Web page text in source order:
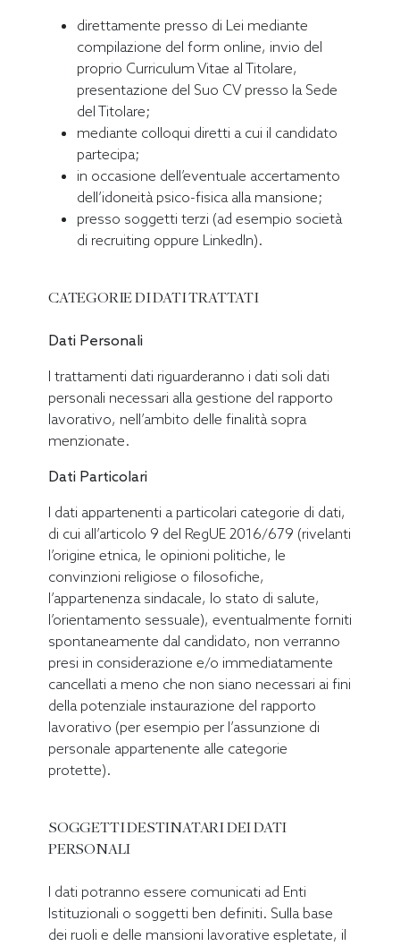
direttamente presso di Lei mediante
compilazione del form online, invio del
proprio Curriculum Vitae al Titolare,
presentazione del Suo CV presso la Sede
del Titolare;
mediante colloqui diretti a cui il candidato
partecipa;
in occasione dell’eventuale accertamento
dell’idoneità psico-fisica alla mansione;
presso soggetti terzi (ad esempio società
di recruiting oppure LinkedIn).
CATEGORIE DI DATI TRATTATI
Dati Personali
I trattamenti dati riguarderanno i dati soli dati
personali necessari alla gestione del rapporto
lavorativo, nell’ambito delle finalità sopra
menzionate.
Dati Particolari
I dati appartenenti a particolari categorie di dati,
di cui all’articolo 9 del RegUE 2016/679 (rivelanti
l’origine etnica, le opinioni politiche, le
convinzioni religiose o filosofiche,
l’appartenenza sindacale, lo stato di salute,
l’orientamento sessuale), eventualmente forniti
spontaneamente dal candidato, non verranno
presi in considerazione e/o immediatamente
cancellati a meno che non siano necessari ai fini
della potenziale instaurazione del rapporto
lavorativo (per esempio per l’assunzione di
personale appartenente alle categorie
protette).
SOGGETTI DESTINATARI DEI DATI
PERSONALI
I dati potranno essere comunicati ad Enti
Istituzionali o soggetti ben definiti. Sulla base
dei ruoli e delle mansioni lavorative espletate, il